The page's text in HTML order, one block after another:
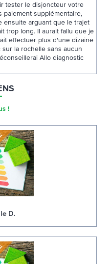
tester le disjoncteur votre
paiement supplémentaire,
ensuite arguant que le trajet
trop long. Il aurait fallu que je
effectuer plus d'une dizaine
la rochelle sans aucun
Allo diagnostic
!
D.